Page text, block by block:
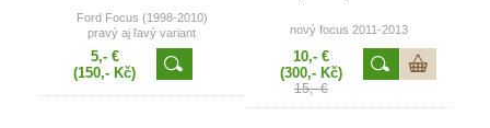
Ford Focus (1998-2010)
pravý aj ľavý variant
5,- €
(150,- Kč)
nový focus 2011-2013
10,- €
(300,- Kč)
15,- €